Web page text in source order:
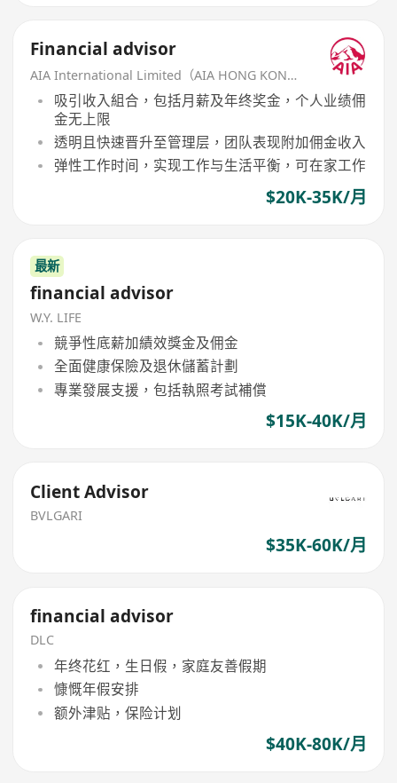
Financial advisor
AIA International Limited（AIA HONG KONG）
吸引收入組合，包括月薪及年终奖金，个人业绩佣
金无上限
透明且快速晋升至管理层，团队表现附加佣金收入
弹性工作时间，实现工作与生活平衡，可在家工作
$20K-35K/月
最新
financial advisor
W.Y. LIFE
競爭性底薪加績效獎金及佣金
全面健康保險及退休儲蓄計劃
專業發展支援，包括執照考試補償
$15K-40K/月
Client Advisor
BVLGARI
$35K-60K/月
financial advisor
DLC
年终花红，生日假，家庭友善假期
慷慨年假安排
额外津贴，保险计划
$40K-80K/月